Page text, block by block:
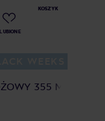
355 ML